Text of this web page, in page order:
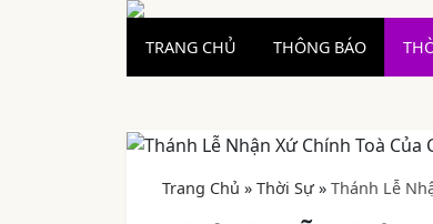
TRANG CHỦ THÔNG BÁO
Trang Chủ » Thời Sự » Thánh Lễ